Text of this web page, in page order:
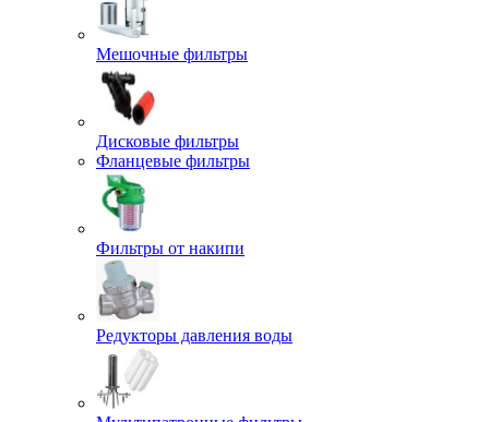
Мешочные фильтры
Дисковые фильтры
Фланцевые фильтры
Фильтры от накипи
Редукторы давления воды